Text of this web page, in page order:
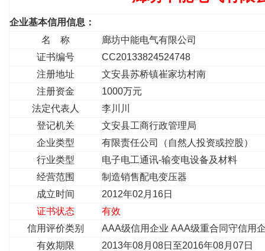
企业基本信用信息：
名 称
廊坊中能电气有限公司
证书编号
CC20133824524748
注册地址
文安县苏桥镇崔家坊村南
注册资金
1000万元
法定代表人
李川川
登记机关
文安县工商行政管理局
企业类型
有限责任公司（自然人投资或控股）
行业类型
电子电工通讯-输变电设备及材料
经营范围
制造销售配电变压器
成立时间
2012年02月16日
证书状态
有效
信用评价类别
AAA级信用企业 AAA级重合同守信用
有效期限
2013年08月08日至2016年08月07日